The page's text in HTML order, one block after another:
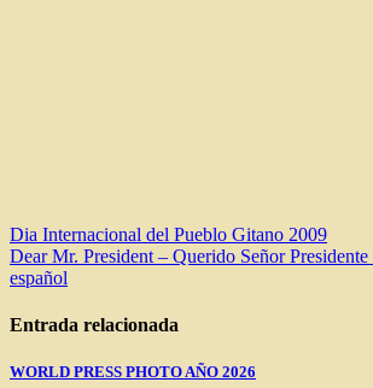
Navegación
de
Dia Internacional del Pueblo Gitano 2009
Dear Mr. President – Querido Señor
español
Entrada relacionada
WORLD PRESS PHOTO AÑO 2026